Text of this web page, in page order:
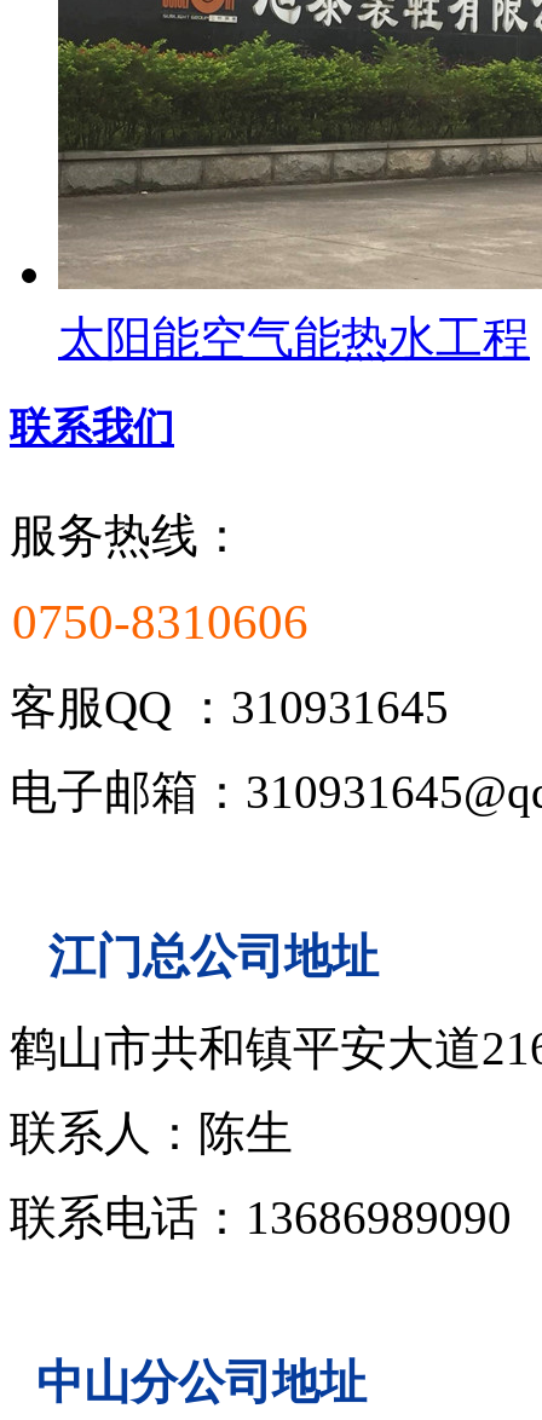
太阳能空气能热水工程
联系我们
服务热线：
0750-8310606
客服QQ ：310931645
电子邮箱：
江门总公司地址
鹤山市共和镇平安大道
联系人：陈生
联系电话：13686989090
中山分公司地址